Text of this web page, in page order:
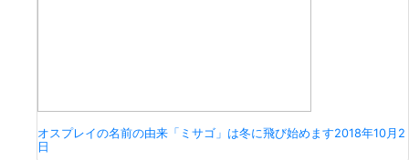
オスプレイの名前の由来「ミサゴ」は冬に飛び始めます2018年10月2
日